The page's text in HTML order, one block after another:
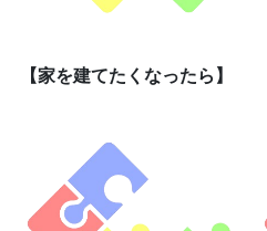
【家を建てたくなったら】